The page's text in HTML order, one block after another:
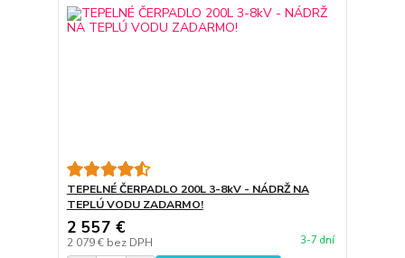
TEPELNÉ ČERPADLO 200L 3-8kV - NÁDRŽ NA
TEPLÚ VODU ZADARMO!
2 557 €
2 079 € bez DPH 3-7 dní